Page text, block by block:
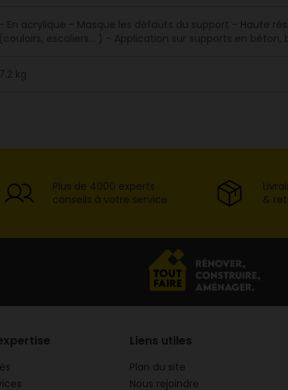
- En acrylique - Masque les défauts du support - Haute
(couloirs, escaliers... ) - Application sur supports en
7.2 kg
Plus de 4000 experts
conseils à votre service
&
Liens utiles
Plan du site
Nous rejoindre